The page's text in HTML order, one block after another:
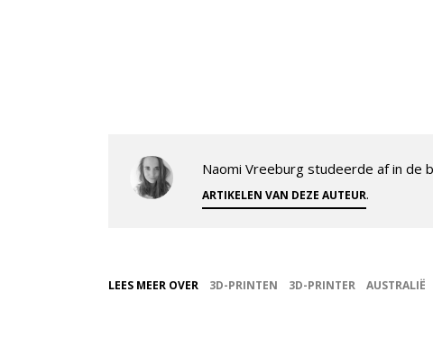
Naomi Vreeburg studeerde af in de
ARTIKELEN VAN DEZE AUTEUR.
LEES MEER OVER 3D-PRINTEN 3D-PRINTER AUSTRALIË